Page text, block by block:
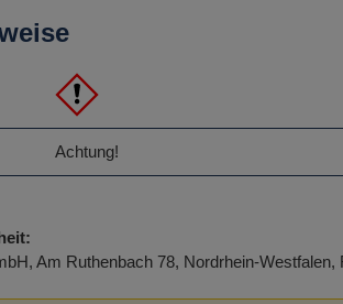
Achtung!
Am Ruthenbach 78, Nordrhein-